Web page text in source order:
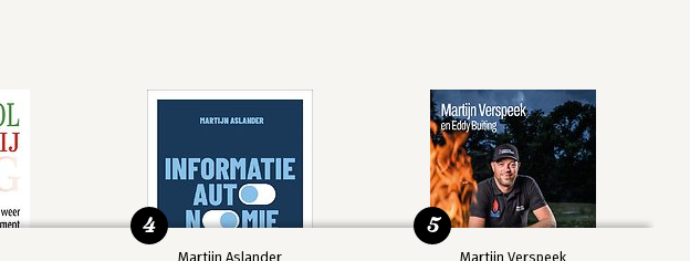
Martijn Aslander
4
Martijn Verspeek
5